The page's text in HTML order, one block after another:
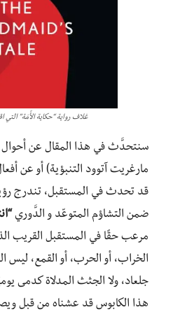
غلاف رواية “حكاية الأََمَة”
سنتحدَّث في هذا المقال عن أحوال
مارغريت آتوود التنبؤية) أو عن
قد تحدث في المستقبل، تندرج
ضمن التشاؤم المتوعّد و الدَّوري
مرعب حقًا في المستقبل القريب
الخراب، أو الحرب، أو القمع، ليس
جلعاد، ولا الجثث المدلاة كدمى
هذا الكابوس قد عشناه من قبل